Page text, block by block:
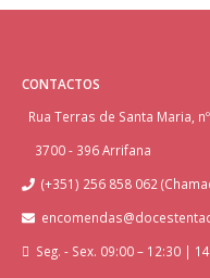
CONTACTOS
Rua Terras de Santa Maria,
3700 - 396 Arrifana
(+351) 256 858 062
Seg. - Sex. 09:00 – 12:30 |